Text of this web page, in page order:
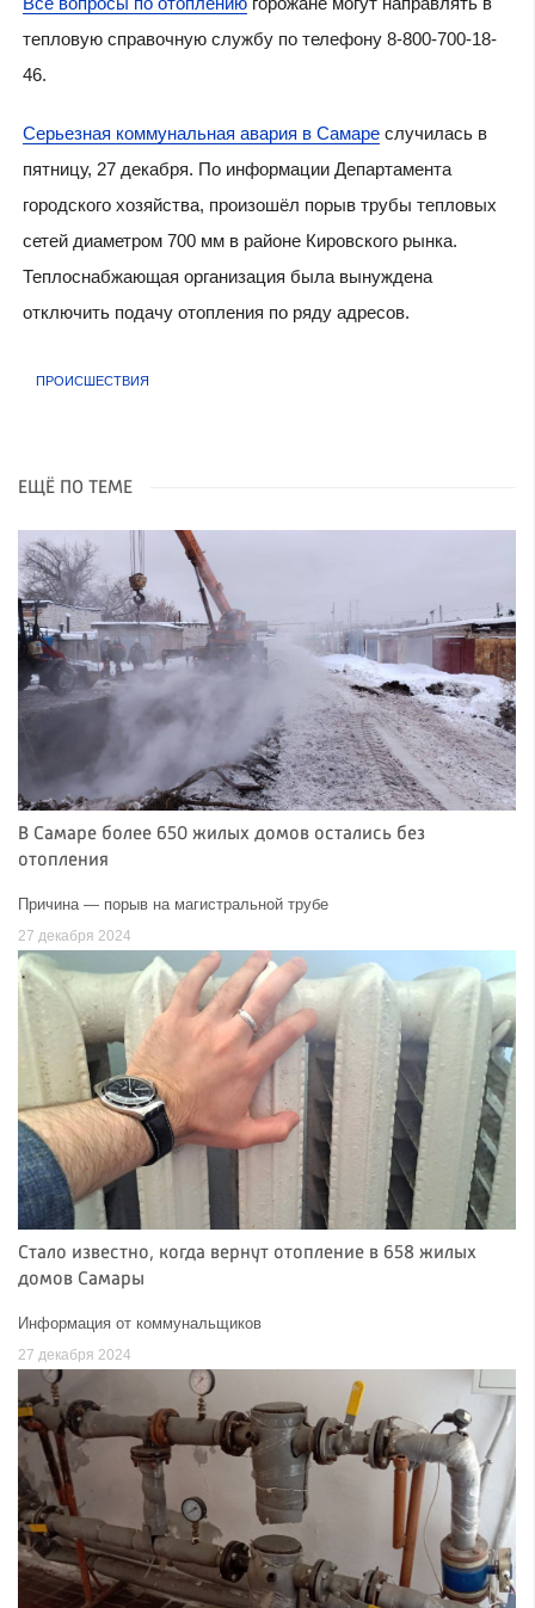
тепловую справочную службу по телефону 8-800-700-18-
46.
Серьезная коммунальная авария в Самареслучилась в
пятницу, 27 декабря. По информации Департамента
городского хозяйства, произошёл порыв трубы тепловых
сетей диаметром 700 мм в районе Кировского рынка.
Теплоснабжающая организация была вынуждена
отключить подачу отопления по ряду адресов.
ПРОИСШЕСТВИЯ
ЕЩЁ ПО ТЕМЕ
В Самаре более 650 жилых домов остались без
отопления
Причина — порыв на магистральной трубе
27 декабря 2024
Стало известно, когда вернут отопление в 658 жилых
домов Самары
Информация от коммунальщиков
27 декабря 2024